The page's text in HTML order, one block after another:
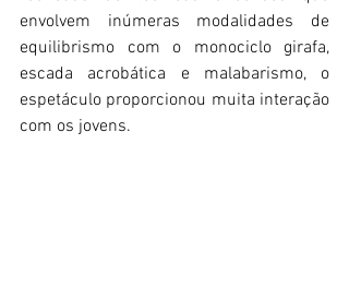
envolvem inúmeras modalidades de
equilibrismo com o monociclo girafa,
escada acrobática e malabarismo, o
espetáculo proporcionou muita interação
com os jovens.